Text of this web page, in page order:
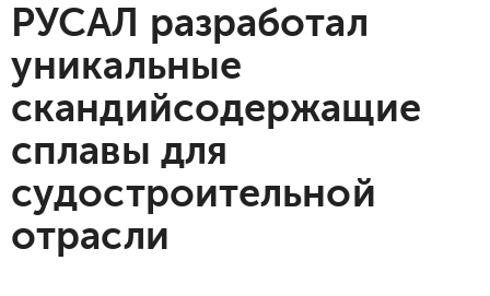
РУСАЛ разработал
уникальные
скандийсодержащие
сплавы для
судостроительной
отрасли